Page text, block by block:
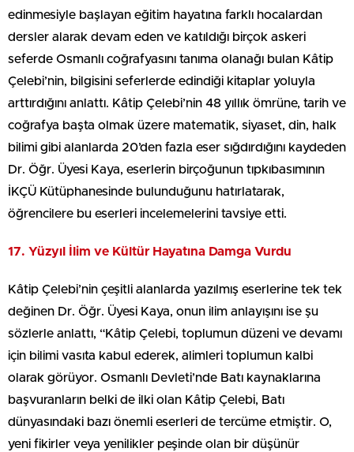
edinmesiyle başlayan eğitim hayatına farklı hocalardan
dersler alarak devam eden ve katıldığı birçok askeri
seferde Osmanlı coğrafyasını tanıma olanağı bulan Kâtip
Çelebi’nin, bilgisini seferlerde edindiği kitaplar yoluyla
arttırdığını anlattı. Kâtip Çelebi’nin 48 yıllık ömrüne, tarih ve
coğrafya başta olmak üzere matematik, siyaset, din, halk
bilimi gibi alanlarda 20’den fazla eser sığdırdığını kaydeden
Dr. Öğr. Üyesi Kaya, eserlerin birçoğunun tıpkıbasımının
İKÇÜ Kütüphanesinde bulunduğunu hatırlatarak,
öğrencilere bu eserleri incelemelerini tavsiye etti.
17. Yüzyıl İlim ve Kültür Hayatına Damga Vurdu
Kâtip Çelebi’nin çeşitli alanlarda yazılmış eserlerine tek tek
değinen Dr. Öğr. Üyesi Kaya, onun ilim anlayışını ise şu
sözlerle anlattı, “Kâtip Çelebi, toplumun düzeni ve devamı
için bilimi vasıta kabul ederek, alimleri toplumun kalbi
olarak görüyor. Osmanlı Devleti’nde Batı kaynaklarına
başvuranların belki de ilki olan Kâtip Çelebi, Batı
dünyasındaki bazı önemli eserleri de tercüme etmiştir. O,
yeni fikirler veya yenilikler peşinde olan bir düşünür